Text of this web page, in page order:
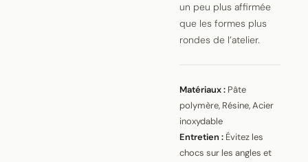
un peu plus affirmée
que les formes plus
rondes de l’atelier.
Matériaux : Pâte
polymère, Résine, Acier
inoxydable
Entretien : Évitez les
chocs sur les angles et